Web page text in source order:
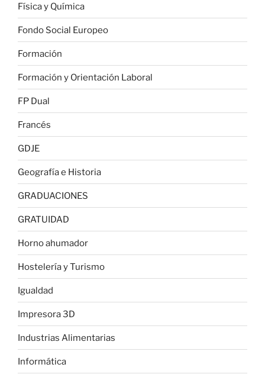
Física y Química
Fondo Social Europeo
Formación
Formación y Orientación Laboral
FP Dual
Francés
GDJE
Geografía e Historia
GRADUACIONES
GRATUIDAD
Horno ahumador
Hostelería y Turismo
Igualdad
Impresora 3D
Industrias Alimentarias
Informática